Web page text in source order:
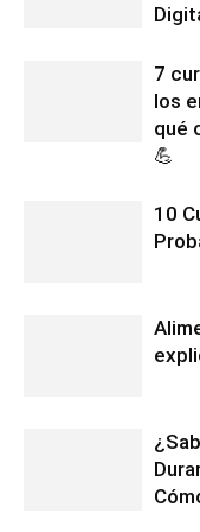
7
los
qué
💪
10